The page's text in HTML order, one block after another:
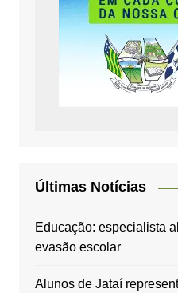
Últimas Notícias
Educação: especialista
evasão escolar
Alunos de Jataí